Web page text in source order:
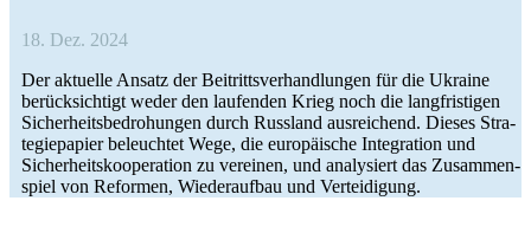
18. Dez. 2024
Der aktu­elle Ansatz der Bei­tritts­ver­hand­lun­gen für die Ukraine
berück­sich­tigt weder den lau­fen­den Krieg noch die lang­fris­ti­gen
Sicher­heits­be­dro­hun­gen durch Russ­land aus­rei­chend. Dieses Stra­
te­gie­pa­pier beleuch­tet Wege, die euro­päi­sche Inte­gra­tion und
Sicher­heits­ko­ope­ra­tion zu ver­ei­nen, und ana­ly­siert das Zusam­men­
spiel von Refor­men, Wie­der­auf­bau und Verteidigung.